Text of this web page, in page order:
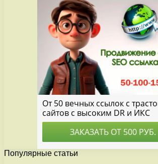
Популярные статьи